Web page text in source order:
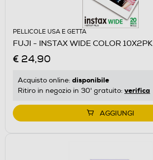
PELLICOLE USA E GETTA
FUJI - INSTAX WIDE COLOR 10X2PK
€ 24,90
Acquisto online: disponibile
Ritiro in negozio in 30' gratuito: verifica
AGGIUNGI